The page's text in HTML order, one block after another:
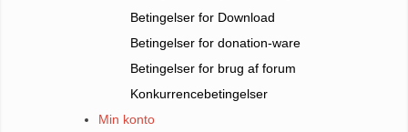
Betingelser for Download
Betingelser for donation-ware
Betingelser for brug af forum
Konkurrencebetingelser
Min konto